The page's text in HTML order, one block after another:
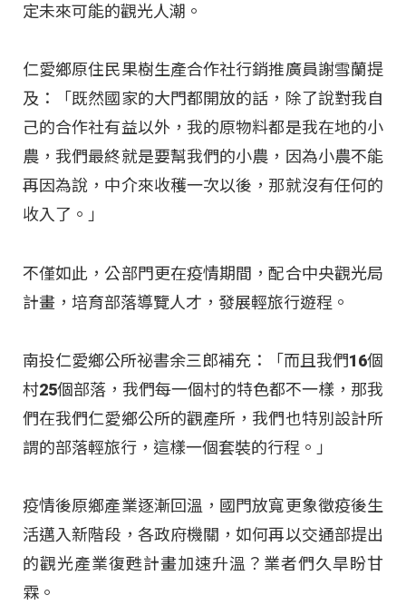
定未來可能的觀光人潮。
仁愛鄉原住民果樹生產合作社行銷推廣員謝雪蘭提
及：「既然國家的大門都開放的話，除了說對我自
己的合作社有益以外，我的原物料都是我在地的小
農，我們最終就是要幫我們的小農，因為小農不能
再因為說，中介來收穫一次以後，那就沒有任何的
收入了。」
不僅如此，公部門更在疫情期間，配合中央觀光局
計畫，培育部落導覽人才，發展輕旅行遊程。
南投仁愛鄉公所祕書余三郎補充：「而且我們16個
村25個部落，我們每一個村的特色都不一樣，那我
們在我們仁愛鄉公所的觀產所，我們也特別設計所
謂的部落輕旅行，這樣一個套裝的行程。」
疫情後原鄉產業逐漸回溫，國門放寬更象徵疫後生
活邁入新階段，各政府機關，如何再以交通部提出
的觀光產業復甦計畫加速升溫？業者們久旱盼甘
霖。